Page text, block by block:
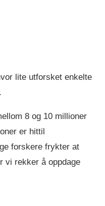
lite utforsket enkelte
8 og 10 millioner
er hittil
forskere frykter at
vi rekker å oppdage